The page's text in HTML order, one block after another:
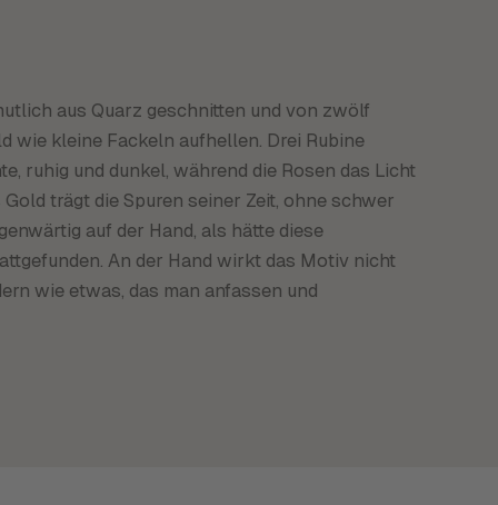
aus Quarz geschnitten und von zwölf
wie kleine Fackeln aufhellen. Drei Rubine
ruhig und dunkel, während die Rosen das Licht
trägt die Spuren seiner Zeit, ohne schwer
auf der Hand, als hätte diese
An der Hand wirkt das Motiv nicht
wie etwas, das man anfassen und